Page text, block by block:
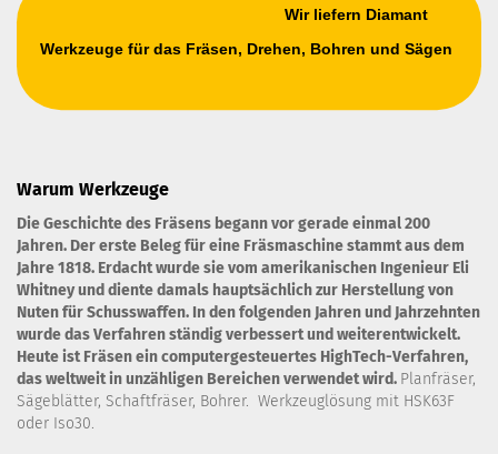
Wir liefern Diamant
Werkzeuge für das Fräsen, Drehen, Bohren und Sägen
Warum Werkzeuge
Die Geschichte des Fräsens begann vor gerade einmal 200
Jahren. Der erste Beleg für eine Fräsmaschine stammt aus dem
Jahre 1818. Erdacht wurde sie vom amerikanischen Ingenieur Eli
Whitney und diente damals hauptsächlich zur Herstellung von
Nuten für Schusswaffen. In den folgenden Jahren und Jahrzehnten
wurde das Verfahren ständig verbessert und weiterentwickelt.
Heute ist Fräsen ein computergesteuertes HighTech-Verfahren,
das weltweit in unzähligen Bereichen verwendet wird. Planfräser,
Sägeblätter, Schaftfräser, Bohrer. Werkzeuglösung mit HSK63F
oder Iso30.